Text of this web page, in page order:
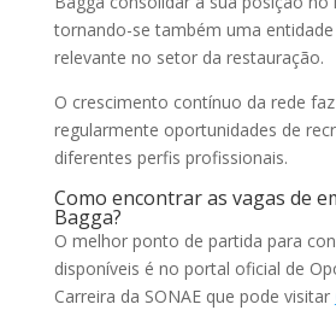
tornando-se também uma
relevante no setor da restauração.
O crescimento contínuo da rede
regularmente oportunidades de
diferentes perfis profissionais.
Como encontrar as vagas de
Bagga?
O melhor ponto de partida para
disponíveis é no portal oficial de
Carreira da SONAE que pode visitar